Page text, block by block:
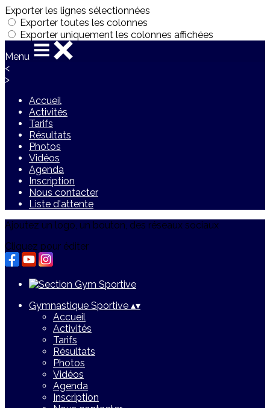
Exporter les lignes sélectionnées
Exporter toutes les colonnes
Exporter uniquement les colonnes affichées
Menu
<
>
Accueil
Activités
Tarifs
Résultats
Photos
Vidéos
Agenda
Inscription
Nous contacter
Liste d'attente
Ajoutez un logo, un bouton, des réseaux sociaux
Cliquez pour éditer
Gymnastique Sportive ▴▾
Accueil
Activités
Tarifs
Résultats
Photos
Vidéos
Agenda
Inscription